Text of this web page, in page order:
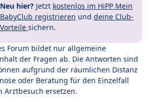
Neu hier? Jetzt kostenlos im HiPP Mein
BabyClub registrieren und deine Club-
Vorteile sichern.
Forum bildet nur allgemeine
der Fragen ab. Die Antworten sind
aufgrund der räumlichen Distanz
oder Beratung für den Einzelfall
Arztbesuch ersetzen.